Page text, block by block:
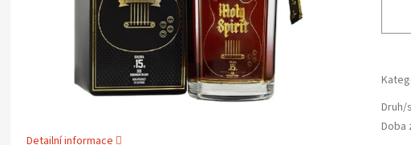
Detailní informace
Druh/
Doba